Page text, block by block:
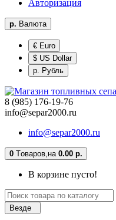
Авторизация
р. Валюта
€ Euro
$ US Dollar
р. Рубль
8 (985) 176-19-76
info@separ2000.ru
info@separ2000.ru
0 Tоваров, на 0.00 р.
В корзине пусто!
Везде